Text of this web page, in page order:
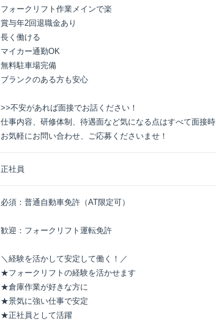
フォークリフト作業メインで楽
賞与年2回退職金あり
長く働ける
マイカー通勤OK
無料駐車場完備
ブランクのある方も安心
>>不安があれば面接でお話ください！
仕事内容、研修体制、待遇面など気になる点はすべて面接
お気軽にお問い合わせ、ご応募くださいませ！
正社員
必須：普通自動車免許（AT限定可）
歓迎：フォークリフト運転免許
＼経験を活かして安定して働く！／
★フォークリフトの経験を活かせます
★倉庫作業が好きな方に
★景気に強い仕事で安定
★正社員として活躍